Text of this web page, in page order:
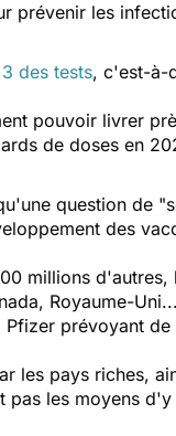
prévenir les
des tests, c'est-à-
pouvoir livrer
de doses en
question de
des
millions
Royaume-
Pfizer prévoyant
les pays riches,
pas les moyens